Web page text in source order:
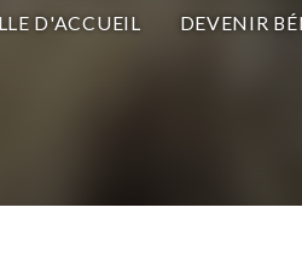
D'ACCUEIL DEVENIR